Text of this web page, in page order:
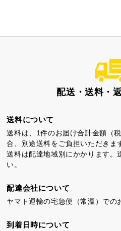
配送・送料・
送料について
送料は、1件のお届け合計金額（
合、別途送料をご負担いただきま
送料は配達地域別にかかります。
い。
配達会社について
ヤマト運輸の宅急便（常温）での
到着日時について